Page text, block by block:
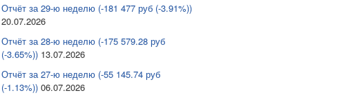
Отчёт за 29-ю неделю (-181 477 руб (-3.91%))
20.07.2026
Отчёт за 28-ю неделю (-175 579.28 руб
(-3.65%)) 13.07.2026
Отчёт за 27-ю неделю (-55 145.74 руб
(-1.13%)) 06.07.2026